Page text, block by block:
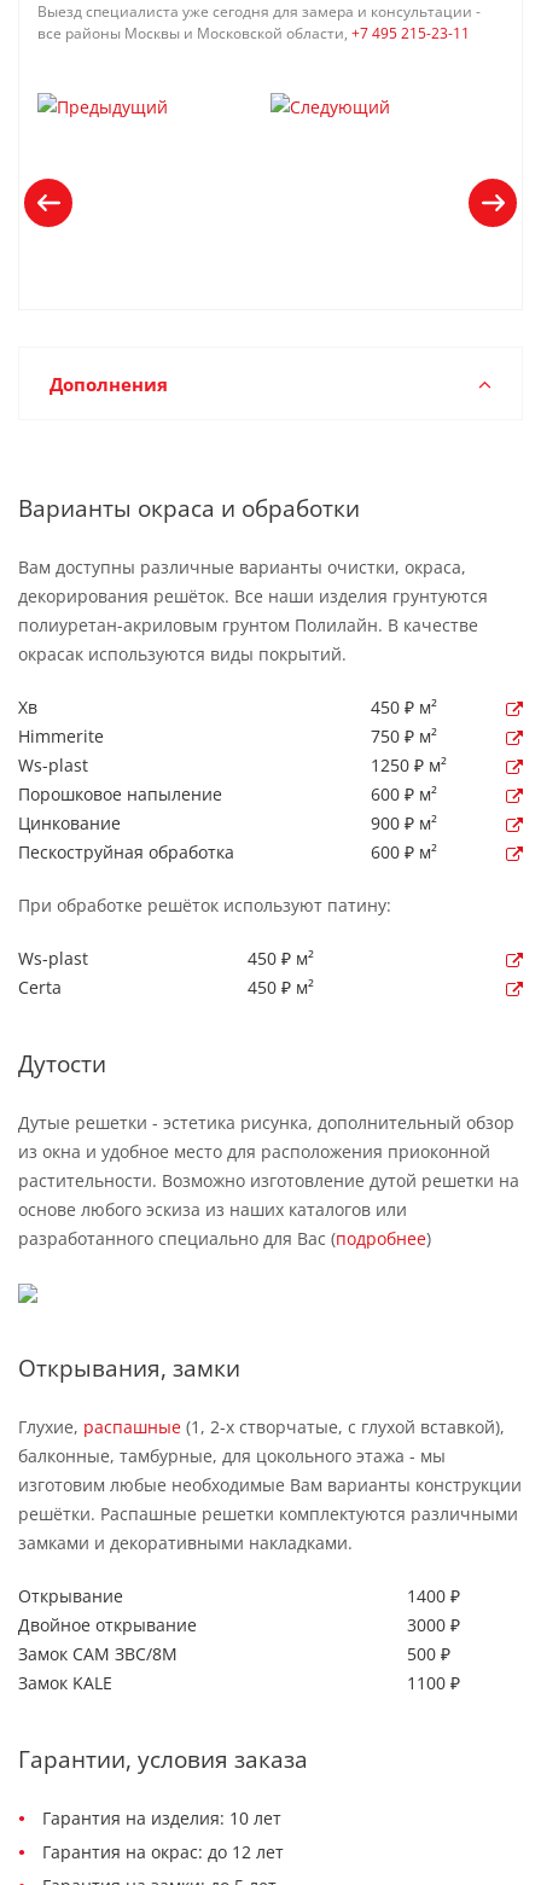
Выезд специалиста уже сегодня для замера и консультации -
все районы Москвы и Московской области, +7 495 215-23-11
Дополнения
Варианты окраса и обработки
Вам доступны различные варианты очистки, окраса,
декорирования решёток. Все наши изделия грунтуются
полиуретан-акриловым грунтом Полилайн. В качестве
окрасак используются виды покрытий.
Хв
450 ₽ м²
Himmerite
750 ₽ м²
Ws-plast
1250 ₽ м²
Порошковое напыление
600 ₽ м²
Цинкование
900 ₽ м²
Пескоструйная обработка
600 ₽ м²
При обработке решёток используют патину:
Ws-plast
450 ₽ м²
Certa
450 ₽ м²
Дутости
Дутые решетки - эстетика рисунка, дополнительный обзор
из окна и удобное место для расположения приоконной
растительности. Возможно изготовление дутой решетки на
основе любого эскиза из наших каталогов или
разработанного специально для Вас (подробнее)
Открывания, замки
Глухие, распашные (1, 2-х створчатые, с глухой вставкой),
балконные, тамбурные, для цокольного этажа - мы
изготовим любые необходимые Вам варианты конструкции
решётки. Распашные решетки комплектуются различными
замками и декоративными накладками.
Открывание
1400 ₽
Двойное открывание
3000 ₽
Замок САМ ЗВС/8М
500 ₽
Замок KALE
1100 ₽
Гарантии, условия заказа
Гарантия на изделия: 10 лет
Гарантия на окрас: до 12 лет